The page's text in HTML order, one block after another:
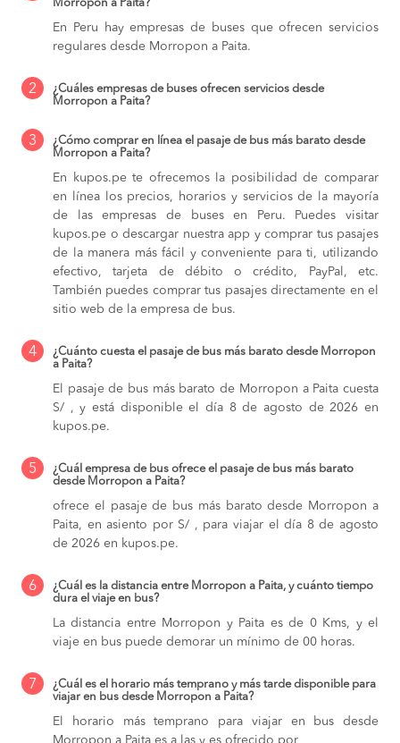
Morropon a Paita?
En Peru hay empresas de buses que ofrecen servicios
regulares desde Morropon a Paita.
2
¿Cuáles empresas de buses ofrecen servicios desde
Morropon a Paita?
3
¿Cómo comprar en línea el pasaje de bus más barato desde
Morropon a Paita?
En kupos.pe te ofrecemos la posibilidad de comparar
en línea los precios, horarios y servicios de la mayoría
de las empresas de buses en Peru. Puedes visitar
kupos.pe o descargar nuestra app y comprar tus pasajes
de la manera más fácil y conveniente para ti, utilizando
efectivo, tarjeta de débito o crédito, PayPal, etc.
También puedes comprar tus pasajes directamente en el
sitio web de la empresa de bus.
4
¿Cuánto cuesta el pasaje de bus más barato desde Morropon
a Paita?
El pasaje de bus más barato de Morropon a Paita cuesta
S/ , y está disponible el día 8 de agosto de 2026 en
kupos.pe.
5
¿Cuál empresa de bus ofrece el pasaje de bus más barato
desde Morropon a Paita?
ofrece el pasaje de bus más barato desde Morropon a
Paita, en asiento por S/ , para viajar el día 8 de agosto
de 2026 en kupos.pe.
6
¿Cuál es la distancia entre Morropon a Paita, y cuánto tiempo
dura el viaje en bus?
La distancia entre Morropon y Paita es de 0 Kms, y el
viaje en bus puede demorar un mínimo de 00 horas.
7
¿Cuál es el horario más temprano y más tarde disponible para
viajar en bus desde Morropon a Paita?
El horario más temprano para viajar en bus desde
Morropon a Paita es a las y es ofrecido por